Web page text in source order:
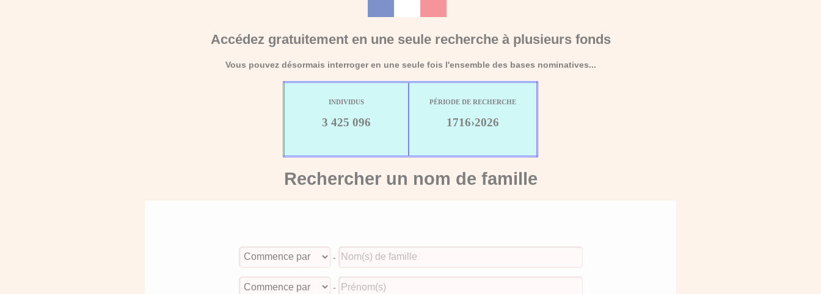
Accédez gratuitement en une seule recherche à plusieurs fonds
Vous pouvez désormais interroger en une seule fois l'ensemble des bases nominatives...
INDIVIDUS
3 425 096
PÉRIODE DE RECHERCHE
1716›2026
Rechercher un nom de famille
-
-